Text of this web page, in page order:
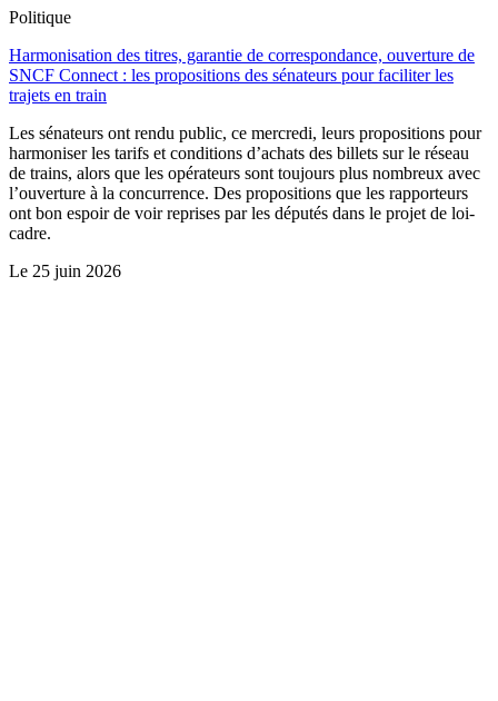
Politique
Harmonisation des titres, garantie de correspondance, ouverture de
SNCF Connect : les propositions des sénateurs pour faciliter les
trajets en train
Les sénateurs ont rendu public, ce mercredi, leurs propositions pour
harmoniser les tarifs et conditions d’achats des billets sur le réseau
de trains, alors que les opérateurs sont toujours plus nombreux avec
l’ouverture à la concurrence. Des propositions que les rapporteurs
ont bon espoir de voir reprises par les députés dans le projet de loi-
cadre.
Le 25 juin 2026